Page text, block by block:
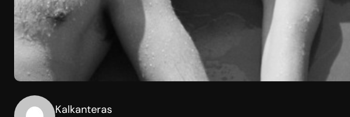
Kalkanteras